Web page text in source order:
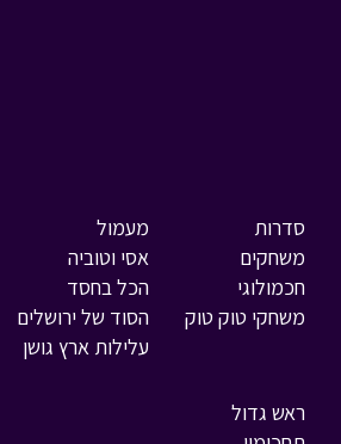
סדרות
משחקים
חכמולוגי
משחקי טוק טוק
מעמול
אסי וטוביה
הכל בחסד
הסוד של ירושלים
עלילות ארץ גושן
ראש גדול